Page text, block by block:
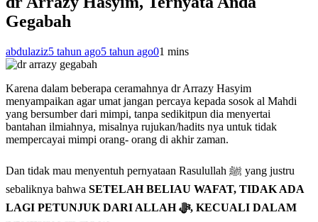
Gegabah
abdulaziz5 tahun ago5 tahun ago01 mins
Karena dalam beberapa ceramahnya dr Arrazy Hasyim
menyampaikan agar umat jangan percaya kepada sosok al Mahdi
yang bersumber dari mimpi, tanpa sedikitpun dia menyertai
bantahan ilmiahnya, misalnya rujukan/hadits nya untuk tidak
mempercayai mimpi orang- orang di akhir zaman.
Dan tidak mau menyentuh pernyataan Rasulullah ﷺ yang justru
sebaliknya bahwa SETELAH BELIAU WAFAT, TIDAK ADA
LAGI PETUNJUK DARI ALLAH ﷻ, KECUALI DALAM